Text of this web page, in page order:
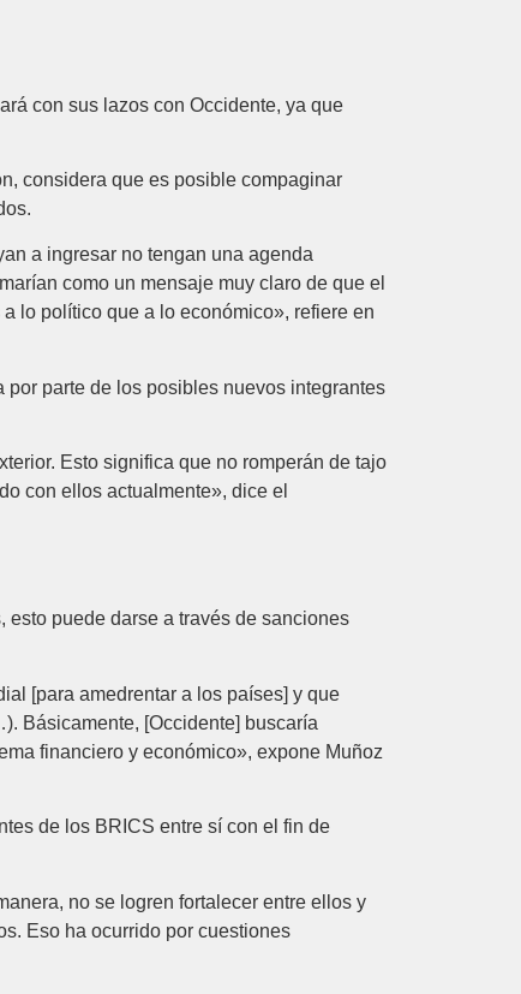
con sus lazos con Occidente, ya que
considera que es posible compaginar
a ingresar no tengan una agenda
como un mensaje muy claro de que el
lo político que a lo económico», refiere en
parte de los posibles nuevos integrantes
Esto significa que no romperán de tajo
con ellos actualmente», dice el
esto puede darse a través de sanciones
[para amedrentar a los países] y que
Básicamente, [Occidente] buscaría
financiero y económico», expone Muñoz
de los BRICS entre sí con el fin de
no se logren fortalecer entre ellos y
Eso ha ocurrido por cuestiones